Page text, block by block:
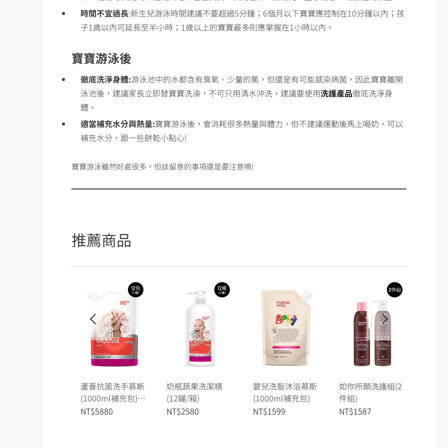
時間不宜過長:新生兒游泳時間建議不要超過5分鐘；6個月以下寶寶應控制在10分鐘以內；孩
子1歲以內可延長至半小時；1歲以上的寶寶最多則應掌握在1小時以內。
寶寶游泳後
徹底洗淨身體:游泳池中的水都含有臭氧、少量的氯，但還是有可能感染病菌，因此寶寶離開
泳池後，建議家長立即替寶寶洗澡，不可只用清水沖洗，建議要使用洗護產品徹底洗淨身
體。
適當補充水分與熱量:寶寶游泳後，會消耗很多熱量與體力，但不建議運動後馬上喝奶，可以
補充水分，跟一些餅乾小點心!
寶寶游泳雖然好處很多，但該留意的事項還是要注意唷!
推薦商品
蘆薈抗菌洗手慕斯
(1000ml補充包)12
包/箱 箱購
NT$5880
奶瓶蔬果洗潔精
(12罐/箱)
NT$2580
嬰兒洗髮沐浴慕斯
(1000ml補充包)
NT$1599
如你所願洗護組(2
件組)
NT$1587